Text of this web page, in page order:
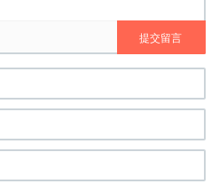
提交留言